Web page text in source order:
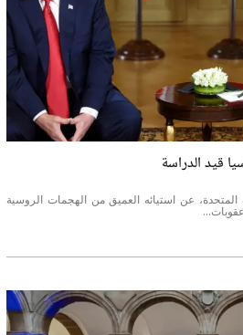
قيد الدراسة
المتحدة، عن استيائه العميق من الهجمات الروسية